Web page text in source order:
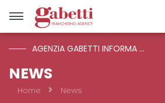
AGENZIA GABETTI INFORMA ...
NEWS
Home News